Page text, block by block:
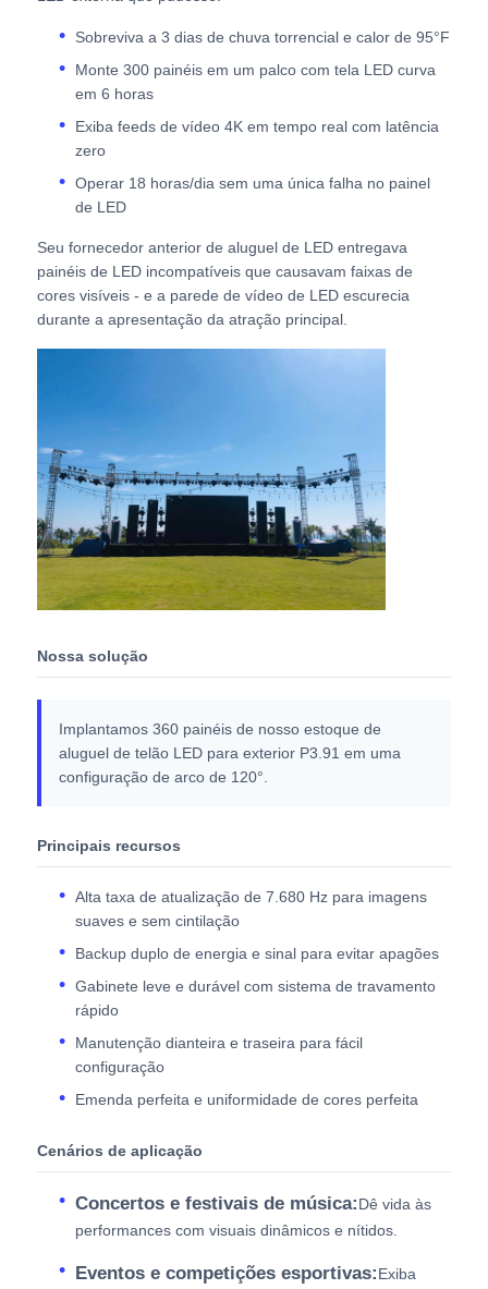
Painel de exibição LED exterior
outdoor led ao ar livre
Sobreviva a 3 dias de chuva torrencial e calor de 95°F
Monte 300 painéis em um palco com tela LED curva
em 6 horas
Exiba feeds de vídeo 4K em tempo real com latência
zero
Operar 18 horas/dia sem uma única falha no painel
de LED
Seu fornecedor anterior de aluguel de LED entregava
painéis de LED incompatíveis que causavam faixas de
cores visíveis - e a parede de vídeo de LED escurecia
durante a apresentação da atração principal.
Nossa solução
Implantamos 360 painéis de nosso estoque de
aluguel de telão LED para exterior P3.91 em uma
configuração de arco de 120°.
Principais recursos
Alta taxa de atualização de 7.680 Hz para imagens
suaves e sem cintilação
Backup duplo de energia e sinal para evitar apagões
Gabinete leve e durável com sistema de travamento
rápido
Manutenção dianteira e traseira para fácil
configuração
Emenda perfeita e uniformidade de cores perfeita
Cenários de aplicação
Concertos e festivais de música:Dê vida às
performances com visuais dinâmicos e nítidos.
Eventos e competições esportivas:Exiba